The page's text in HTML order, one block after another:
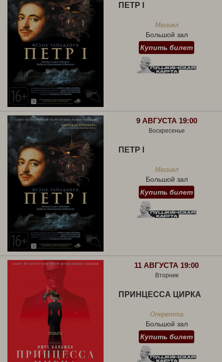
ПЕТР I
Мюзикл
Большой зал
Купить билет
9 АВГУСТА 19:00
Воскресенье
ПЕТР I
Мюзикл
Большой зал
Купить билет
11 АВГУСТА 19:00
Вторник
ПРИНЦЕССА ЦИРКА
Оперетта
Большой зал
Купить билет